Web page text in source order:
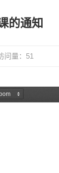
的通知
问量： 51